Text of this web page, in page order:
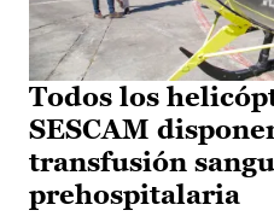
Todos los
SESCAM
transfusión
prehospitalaria